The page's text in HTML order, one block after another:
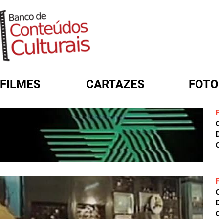
FILMES CARTAZES
FORMULÁRIO DE BUSCA